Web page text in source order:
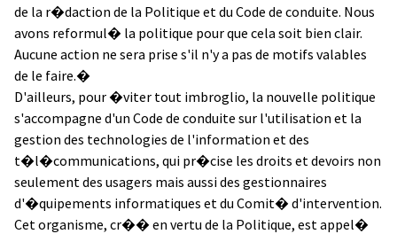
de la r�daction de la Politique et du Code de conduite. Nous
avons reformul� la politique pour que cela soit bien clair.
Aucune action ne sera prise s'il n'y a pas de motifs valables
de le faire.�
D'ailleurs, pour �viter tout imbroglio, la nouvelle politique
s'accompagne d'un Code de conduite sur l'utilisation et la
gestion des technologies de l'information et des
t�l�communications, qui pr�cise les droits et devoirs non
seulement des usagers mais aussi des gestionnaires
d'�quipements informatiques et du Comit� d'intervention.
Cet organisme, cr�� en vertu de la Politique, est appel�